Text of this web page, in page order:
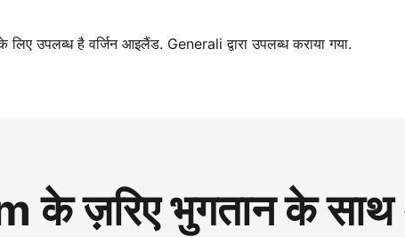
उपलब्ध है वर्जिन आइलैंड. Generali द्वारा उपलब्ध कराया गया.
ज़रिए भुगतान के साथ